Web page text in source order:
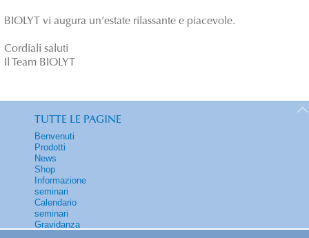
BIOLYT vi augura un’estate rilassante e piacevole.
Cordiali saluti
Il Team BIOLYT
TUTTE LE PAGINE
Benvenuti
Prodotti
News
Shop
Informazione
seminari
Calendario
seminari
Gravidanza